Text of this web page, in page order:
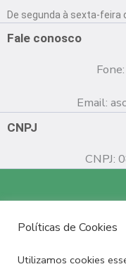
o
o
De segunda à sexta-feira
Fale conosco
Email:
CNPJ
CNPJ:
Políticas de Cookies
Utilizamos cookies